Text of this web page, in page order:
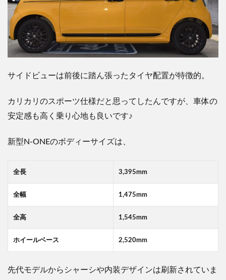
サイドビューは前後に踏ん張ったタイヤ配置が特徴的。
カリカリのスポーツ仕様だと思ってしたんですが、車体の
安定感も高く乗り心地も良いです♪
新型N-ONEのボディーサイズは、
全長 3,395mm
全幅 1,475mm
全高 1,545mm
ホイールベース 2,520mm
先代モデルからシャーシや内装デザインは刷新されていま